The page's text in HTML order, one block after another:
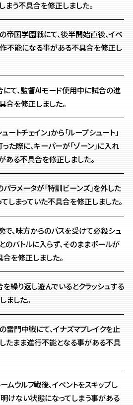
まう不具合を修正しました。
帝国学園戦にて、後半開始直後、イベ
作不能になる事がある不具合を修正し
て、監督AIモード使用中に試合の進
を修正しました。
ートチェイン」から「ループシュート」
った際に、キーパーが「ゾーン」に入れ
る不具合を修正しました。
ラメータが「特訓ビーンズ」を外した
しまっていた不具合を修正しました。
、味方からのパスを受けて必殺シュ
のバトルに入らず、そのままボールが
を修正しました。
繰り返し遊んでいるとクラッシュする
ました。
門中戦にて、イナズマブレイクを止
たまま進行不能となる事がある不具
ムウルフ戦後、イベントをスキップし
けない状態になってしまう事がある